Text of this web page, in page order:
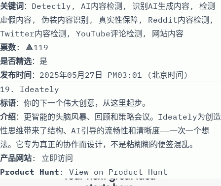
关键词：Detectly, AI内容检测, 识别AI生成内容, 检测
虚假内容, 伪装内容识别, 真实性保障, Reddit内容检测,
Twitter内容检测, YouTube评论检测, 网站内容
票数: 🔺119
是否精选：是
发布时间 ：2025年05月27日 PM03:01 (北京时间)
19. Ideately
标语：你的下一个伟大创意，从这里起步。
介绍：更智能的头脑风暴、回顾和策略会议。Ideately为创造
性思维带来了结构、AI引导的流畅性和清晰度——一次一个想
法。它专为真正的协作而设计，不是粘糊糊的便签混乱。
产品网站: 立即访问
Product Hunt : View on Product Hunt